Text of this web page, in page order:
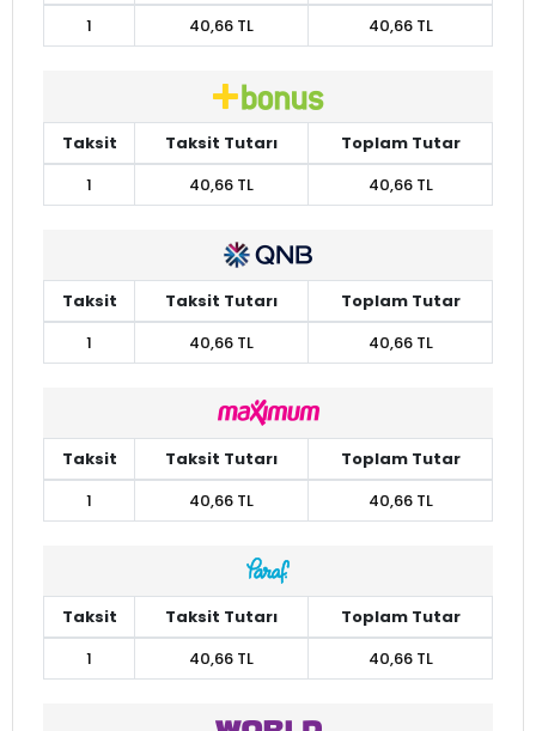
1
40,66 TL 40,66 TL
Taksit Taksit Tutarı
Toplam Tutar
1
40,66 TL 40,66 TL
Taksit Taksit Tutarı
Toplam Tutar
1
40,66 TL 40,66 TL
Taksit Taksit Tutarı
Toplam Tutar
1
40,66 TL 40,66 TL
Taksit Taksit Tutarı
Toplam Tutar
1
40,66 TL 40,66 TL